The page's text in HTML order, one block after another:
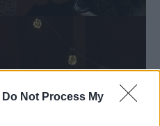
Do Not Process My